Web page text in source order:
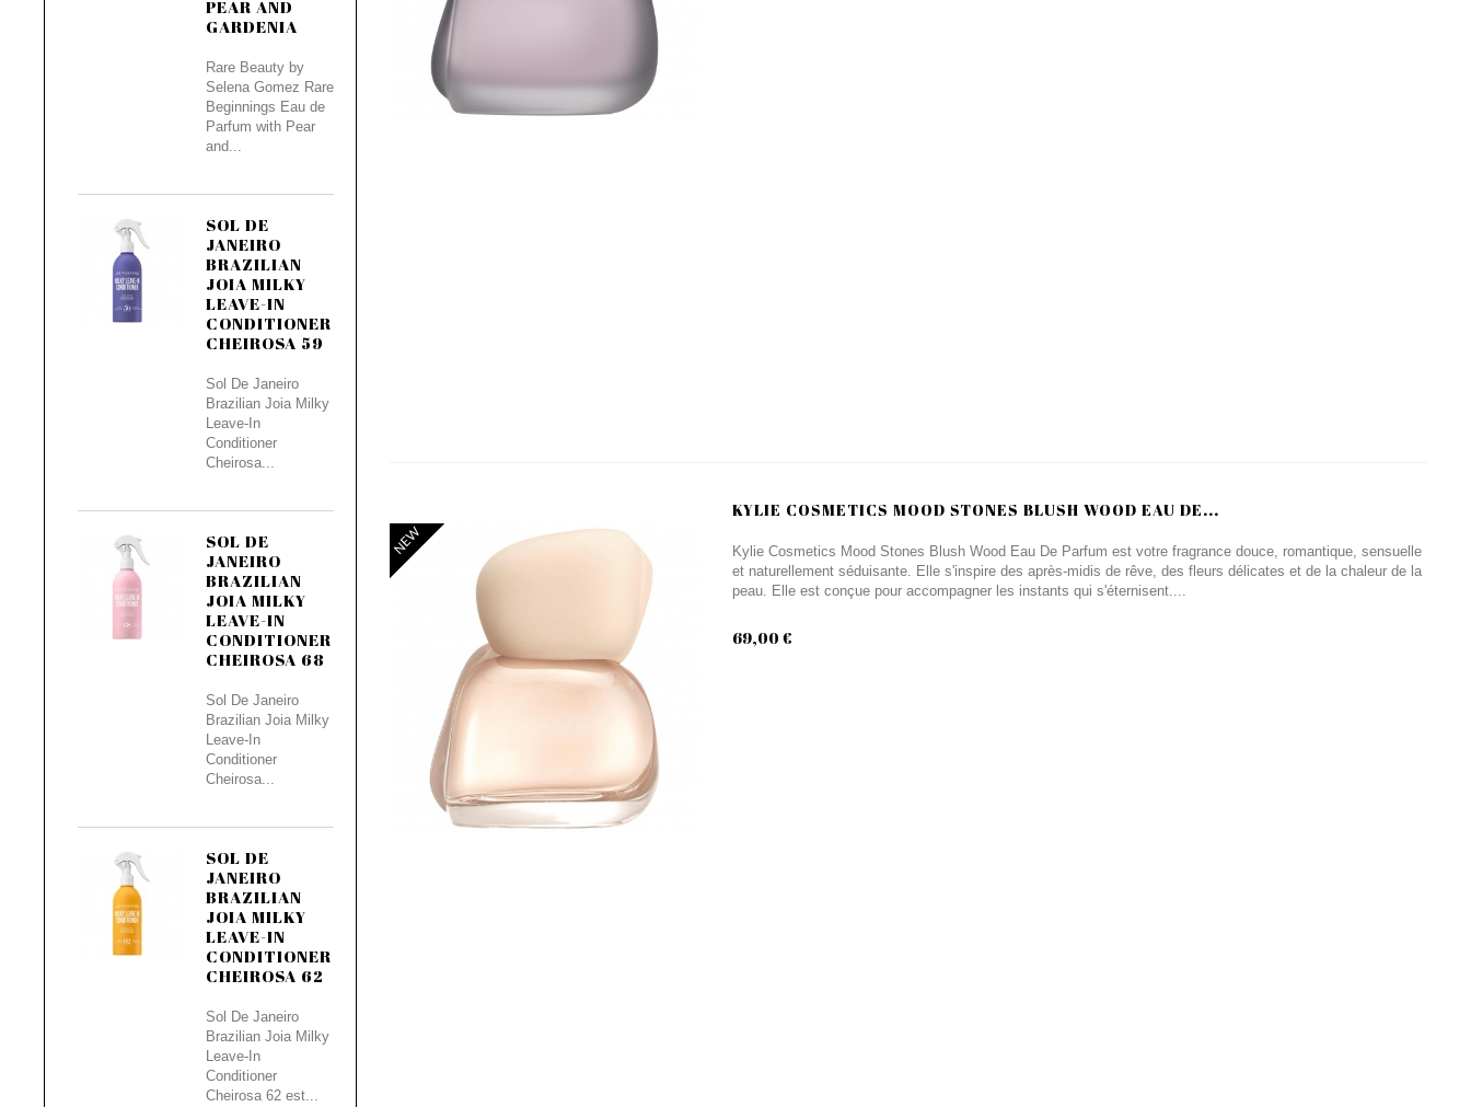
PEAR AND
GARDENIA
Rare Beauty by
Selena Gomez Rare
Beginnings Eau de
Parfum with Pear
and...
SOL DE
JANEIRO
BRAZILIAN
JOIA MILKY
LEAVE-IN
CONDITIONER
CHEIROSA 59
Sol De Janeiro
Brazilian Joia Milky
Leave-In
Conditioner
Cheirosa...
SOL DE
JANEIRO
BRAZILIAN
JOIA MILKY
LEAVE-IN
CONDITIONER
CHEIROSA 68
Sol De Janeiro
Brazilian Joia Milky
Leave-In
Conditioner
Cheirosa...
SOL DE
JANEIRO
BRAZILIAN
JOIA MILKY
LEAVE-IN
CONDITIONER
CHEIROSA 62
Sol De Janeiro
Brazilian Joia Milky
Leave-In
Conditioner
Cheirosa 62 est...
NEW
KYLIE COSMETICS MOOD STONES BLUSH WOOD EAU DE...
Kylie Cosmetics Mood Stones Blush Wood Eau De Parfum est votre fragrance douce, romantique, sensuelle
et naturellement séduisante. Elle s'inspire des après-midis de rêve, des fleurs délicates et de la chaleur de la
peau. Elle est conçue pour accompagner les instants qui s'éternisent....
69,00 €